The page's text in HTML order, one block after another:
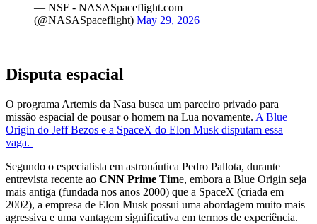
— NSF - NASASpaceflight.com
(@NASASpaceflight) May 29, 2026
Disputa espacial
O programa Artemis da Nasa busca um parceiro privado para
missão espacial de pousar o homem na Lua novamente. A Blue
Origin do Jeff Bezos e a SpaceX do Elon Musk disputam essa
vaga.
Segundo o especialista em astronáutica Pedro Pallota, durante
entrevista recente ao CNN Prime Time, embora a Blue Origin seja
mais antiga (fundada nos anos 2000) que a SpaceX (criada em
2002), a empresa de Elon Musk possui uma abordagem muito mais
agressiva e uma vantagem significativa em termos de experiência.